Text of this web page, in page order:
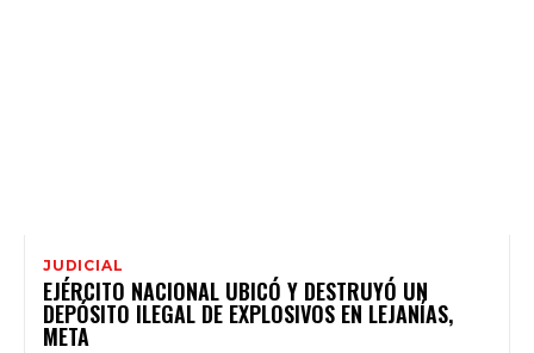
JUDICIAL
EJÉRCITO NACIONAL UBICÓ Y DESTRUYÓ UN
DEPÓSITO ILEGAL DE EXPLOSIVOS EN LEJANÍAS,
META